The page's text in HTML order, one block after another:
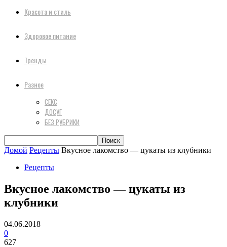
Красота и стиль
Здоровое питание
Тренды
Разное
СЕКС
ДОСУГ
БЕЗ РУБРИКИ
Домой Рецепты Вкусное лакомство — цукаты из клубники
Рецепты
Вкусное лакомство — цукаты из
клубники
04.06.2018
0
627